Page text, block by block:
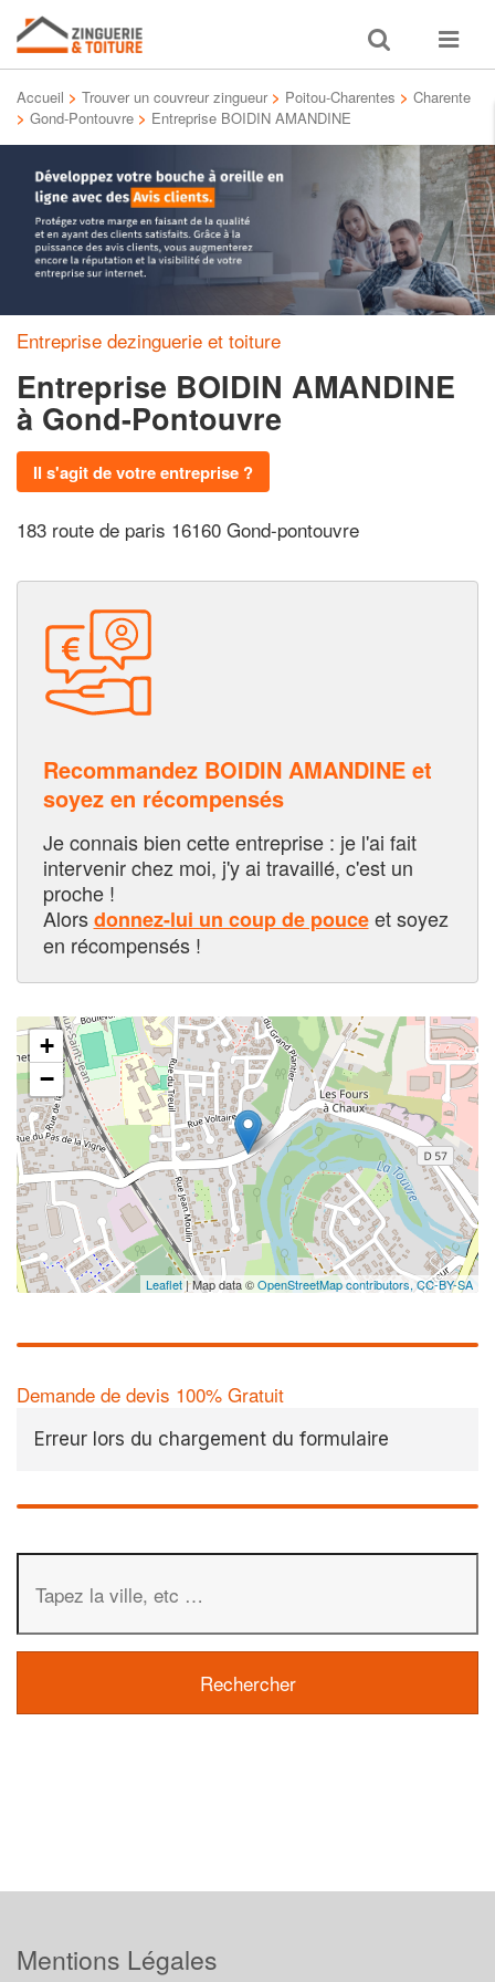
Toggle
search
Toggle
Accueil > Trouver un couvreur zingueur > Poitou-Charentes > Charente
> Gond-Pontouvre > Entreprise BOIDIN AMANDINE
Entreprise dezinguerie et toiture
Entreprise BOIDIN AMANDINE
à Gond-Pontouvre
Il s'agit de votre entreprise ?
183 route de paris 16160 Gond-pontouvre
Recommandez BOIDIN AMANDINE et
soyez en récompensés
Je connais bien cette entreprise : je l'ai fait
intervenir chez moi, j'y ai travaillé, c'est un
proche !
Alorsdonnez-lui un coup de pouceet soyez
en récompensés !
+
−
Leaflet| Map data ©OpenStreetMap contributors,CC-BY-SA
Demande de devis 100% Gratuit
Erreur lors du chargement du formulaire
Mentions Légales